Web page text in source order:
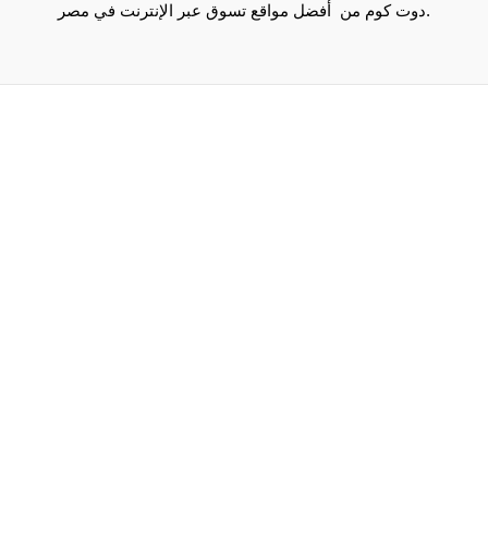
دوت كوم من أفضل مواقع تسوق عبر الإنترنت في مصر.